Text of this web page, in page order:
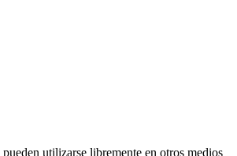
utilizarse libremente en otros medios